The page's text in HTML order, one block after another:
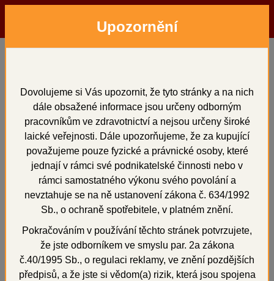
Hledat Přihlásit
Vertex Castapress, 1000
ml
+
Upozornění
Dovolujeme si Vás upozornit, že tyto stránky a na nich
dále obsažené informace jsou určeny odborným
pracovníkům ve zdravotnictví a nejsou určeny široké
laické veřejnosti. Dále upozorňujeme, že za kupující
považujeme pouze fyzické a právnické osoby, které
jednají v rámci své podnikatelské činnosti nebo v
rámci samostatného výkonu svého povolání a
nevztahuje se na ně ustanovení zákona č. 634/1992
Sb., o ochraně spotřebitele, v platném znění.
Pokračováním v používání těchto stránek potvrzujete,
že jste odborníkem ve smyslu par. 2a zákona
č.40/1995 Sb., o regulaci reklamy, ve znění pozdějších
předpisů, a že jste si vědom(a) rizik, která jsou spojena